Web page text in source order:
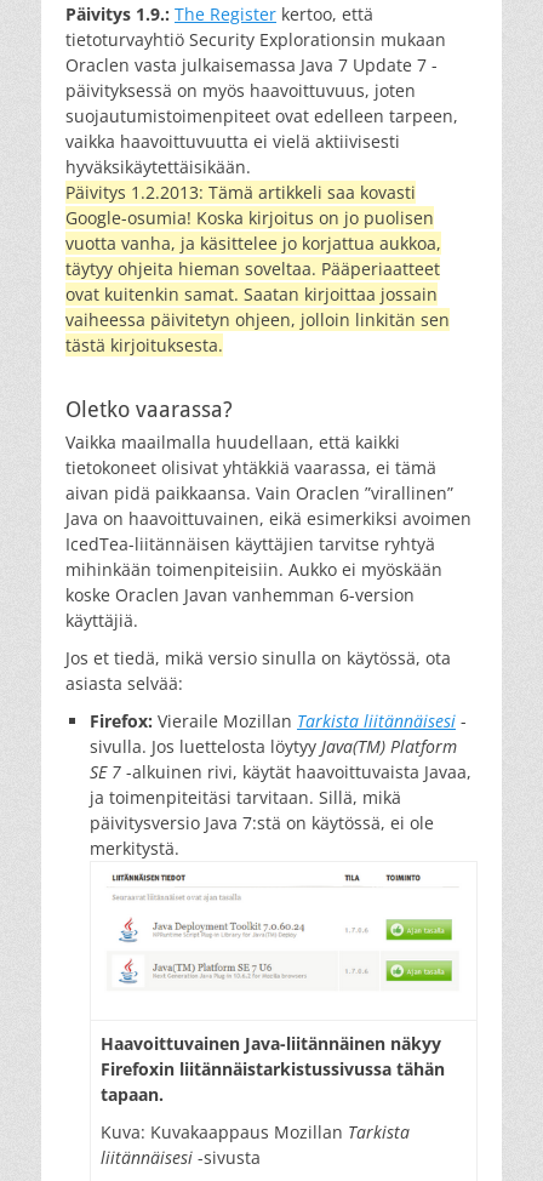
Päivitys 1.9.: The Register kertoo, että
tietoturvayhtiö Security Explorationsin mukaan
Oraclen vasta julkaisemassa Java 7 Update 7 -
päivityksessä on myös haavoittuvuus, joten
suojautumistoimenpiteet ovat edelleen tarpeen,
vaikka haavoittuvuutta ei vielä aktiivisesti
hyväksikäytettäisikään.
Päivitys 1.2.2013: Tämä artikkeli saa kovasti
Google-osumia! Koska kirjoitus on jo puolisen
vuotta vanha, ja käsittelee jo korjattua aukkoa,
täytyy ohjeita hieman soveltaa. Pääperiaatteet
ovat kuitenkin samat. Saatan kirjoittaa jossain
vaiheessa päivitetyn ohjeen, jolloin linkitän sen
tästä kirjoituksesta.
Oletko vaarassa?
Vaikka maailmalla huudellaan, että kaikki
tietokoneet olisivat yhtäkkiä vaarassa, ei tämä
aivan pidä paikkaansa. Vain Oraclen ”virallinen”
Java on haavoittuvainen, eikä esimerkiksi avoimen
IcedTea-liitännäisen käyttäjien tarvitse ryhtyä
mihinkään toimenpiteisiin. Aukko ei myöskään
koske Oraclen Javan vanhemman 6-version
käyttäjiä.
Jos et tiedä, mikä versio sinulla on käytössä, ota
asiasta selvää:
Firefox: Vieraile Mozillan Tarkista liitännäisesi -
sivulla. Jos luettelosta löytyy Java(TM) Platform
SE 7 -alkuinen rivi, käytät haavoittuvaista Javaa,
ja toimenpiteitäsi tarvitaan. Sillä, mikä
päivitysversio Java 7:stä on käytössä, ei ole
merkitystä.
Haavoittuvainen Java-liitännäinen näkyy
Firefoxin liitännäistarkistussivussa tähän
tapaan.
Kuva: Kuvakaappaus Mozillan Tarkista
liitännäisesi -sivusta